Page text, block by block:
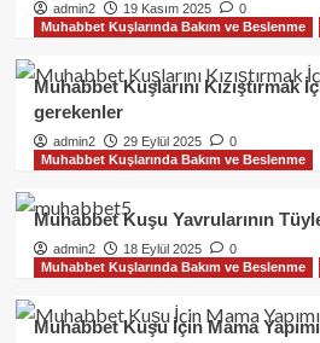
Kedilerde Üreme
Susturulur?
Kedilerde Üreme
Kedilerde
admin2 19 Kasım 2025
0
Muhabbet Kuşlarında Bakım ve Beslenme
Muhabbet Kuşlarını Kızıştırmak
gerekenler
admin2 29 Eylül 2025
0
Muhabbet Kuşlarında Bakım ve Beslenme
Muhabbet Kuşu Yavrularının
admin2 18 Eylül 2025
0
Muhabbet Kuşlarında Bakım ve Beslenme
Muhabbet Kuşu İçin Mama Yapımı